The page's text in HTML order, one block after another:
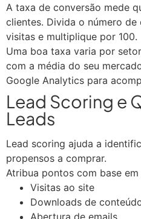
A taxa de conversão mede
clientes. Divida o número
visitas e multiplique por 100.
Uma boa taxa varia por
com a média do seu
Google Analytics para
Lead Scoring e
Leads
Lead scoring ajuda a
propensos a comprar.
Atribua pontos com base
Visitas ao site
Downloads de